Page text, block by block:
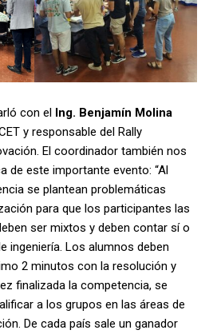
con el Ing. Benjamín Molina
y responsable del Rally
El coordinador también nos
de este importante evento: “Al
se plantean problemáticas
para que los participantes las
ser mixtos y deben contar sí o
ingeniería. Los alumnos deben
2 minutos con la resolución y
finalizada la competencia, se
a los grupos en las áreas de
De cada país sale un ganador